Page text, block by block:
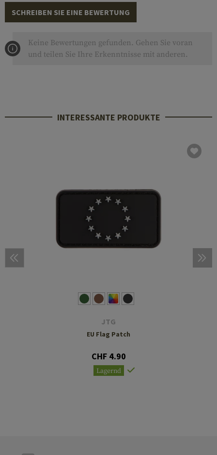
SCHREIBEN SIE EINE BEWERTUNG
Keine Bewertungen gefunden. Gehen Sie voran
und teilen Sie Ihre Erkenntnisse mit anderen.
INTERESSANTE PRODUKTE
JTG
EU Flag Patch
CHF 4.90
Lagernd